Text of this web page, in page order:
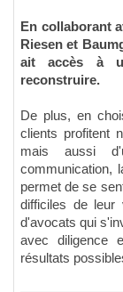
En collaborant
Riesen et
ait accès à
reconstruire.
De plus, en
clients profitent
mais aussi
communication,
permet de se
difficiles de leur
d'avocats qui
avec diligence
résultats